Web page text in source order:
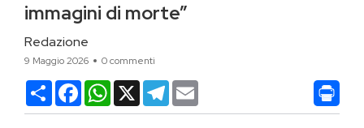
immagini di morte”
Redazione
9 Maggio 2026 0 commenti
CondividiFacebookWhatsApp
X Telegram